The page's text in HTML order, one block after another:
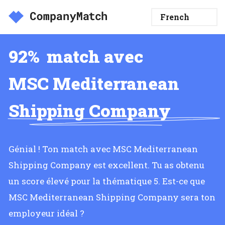
92% match avec
MSC Mediterranean
Shipping Company
Génial ! Ton match avec MSC Mediterranean
Shipping Company est excellent. Tu as obtenu
un score élevé pour la thématique 5. Est-ce que
MSC Mediterranean Shipping Company sera ton
employeur idéal ?